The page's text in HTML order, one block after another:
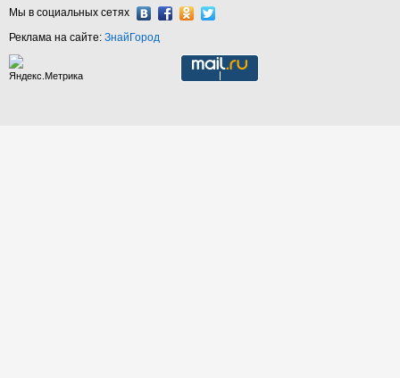
Мы в социальных сетях
Реклама на сайте: ЗнайГород